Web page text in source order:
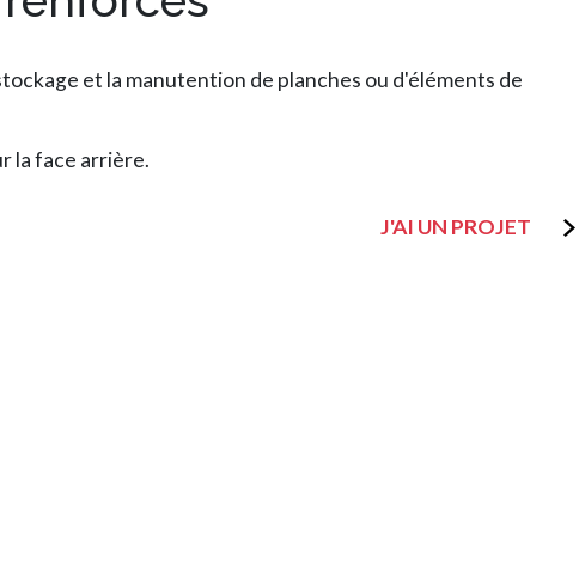
et la manutention de planches ou d'éléments de
la face arrière.
J'AI UN PROJET